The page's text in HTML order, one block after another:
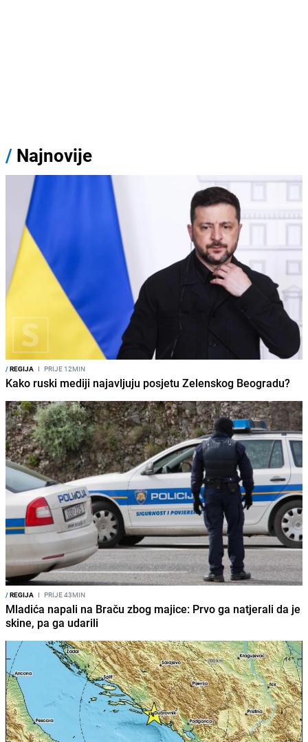
/ Najnovije
/REGIJA I PRIJE 12MIN
Kako ruski mediji najavljuju posjetu Zelenskog Beogradu?
/REGIJA I PRIJE 43MIN
Mladića napali na Braču zbog majice: Prvo ga natjerali da je
skine, pa ga udarili